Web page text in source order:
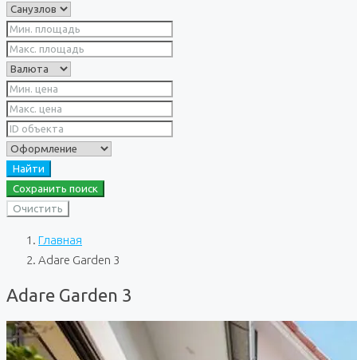
Найти
Сохранить поиск
Очистить
Главная
Adare Garden 3
Adare Garden 3